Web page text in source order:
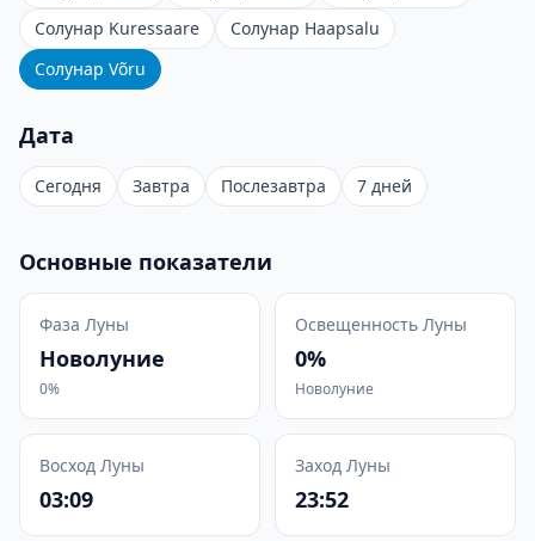
Солунар Kuressaare
Солунар Haapsalu
Солунар Võru
Дата
Сегодня Завтра Послезавтра 7 дней
Основные показатели
Фаза Луны
Новолуние
0%
Освещенность Луны
0%
Новолуние
Восход Луны
03:09
Заход Луны
23:52